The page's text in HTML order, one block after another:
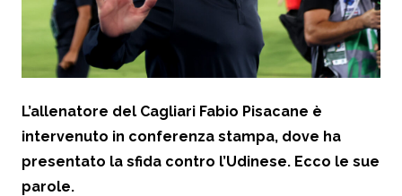
L’allenatore del Cagliari Fabio Pisacane è
intervenuto in conferenza stampa, dove ha
presentato la sfida contro l’Udinese. Ecco le sue
parole.